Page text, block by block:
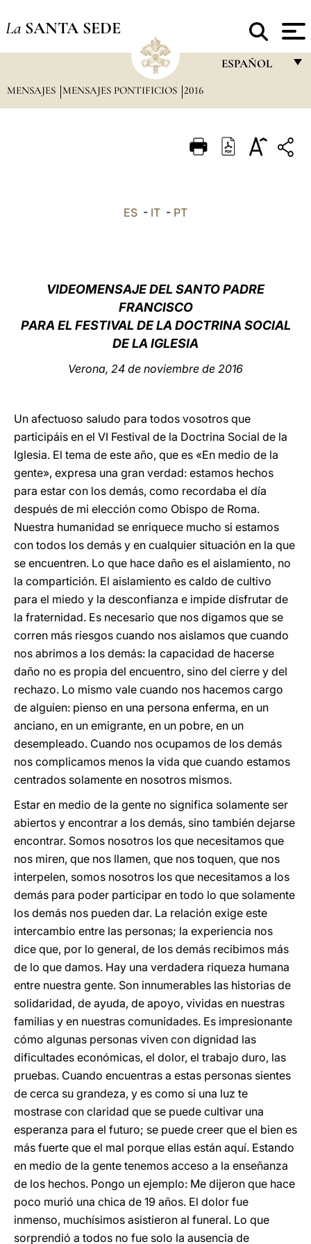
La SANTA SEDE
ESPAÑOL
ITALIANO
LATINE
MENSAJES MENSAJES PONTIFICIOS 2016
ES - IT - PT
VIDEOMENSAJE DEL SANTO PADRE
FRANCISCO
PARA EL FESTIVAL DE LA DOCTRINA SOCIAL
DE LA IGLESIA
Verona, 24 de noviembre de 2016
Un afectuoso saludo para todos vosotros que
participáis en el VI Festival de la Doctrina Social de la
Iglesia. El tema de este año, que es «En medio de la
gente», expresa una gran verdad: estamos hechos
para estar con los demás, como recordaba el día
después de mi elección como Obispo de Roma.
Nuestra humanidad se enriquece mucho si estamos
con todos los demás y en cualquier situación en la que
se encuentren. Lo que hace daño es el aislamiento, no
la compartición. El aislamiento es caldo de cultivo
para el miedo y la desconfianza e impide disfrutar de
la fraternidad. Es necesario que nos digamos que se
corren más riesgos cuando nos aislamos que cuando
nos abrimos a los demás: la capacidad de hacerse
daño no es propia del encuentro, sino del cierre y del
rechazo. Lo mismo vale cuando nos hacemos cargo
de alguien: pienso en una persona enferma, en un
anciano, en un emigrante, en un pobre, en un
desempleado. Cuando nos ocupamos de los demás
nos complicamos menos la vida que cuando estamos
centrados solamente en nosotros mismos.
Estar en medio de la gente no significa solamente ser
abiertos y encontrar a los demás, sino también dejarse
encontrar. Somos nosotros los que necesitamos que
nos miren, que nos llamen, que nos toquen, que nos
interpelen, somos nosotros los que necesitamos a los
demás para poder participar en todo lo que solamente
los demás nos pueden dar. La relación exige este
intercambio entre las personas; la experiencia nos
dice que, por lo general, de los demás recibimos más
de lo que damos. Hay una verdadera riqueza humana
entre nuestra gente. Son innumerables las historias de
solidaridad, de ayuda, de apoyo, vividas en nuestras
familias y en nuestras comunidades. Es impresionante
cómo algunas personas viven con dignidad las
dificultades económicas, el dolor, el trabajo duro, las
pruebas. Cuando encuentras a estas personas sientes
de cerca su grandeza, y es como si una luz te
mostrase con claridad que se puede cultivar una
esperanza para el futuro; se puede creer que el bien es
más fuerte que el mal porque ellas están aquí. Estando
en medio de la gente tenemos acceso a la enseñanza
de los hechos. Pongo un ejemplo: Me dijeron que hace
poco murió una chica de 19 años. El dolor fue
inmenso, muchísimos asistieron al funeral. Lo que
sorprendió a todos no fue solo la ausencia de